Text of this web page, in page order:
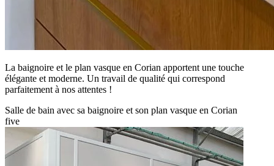
La baignoire et le plan vasque en Corian apportent une touche
élégante et moderne. Un travail de qualité qui correspond
parfaitement à nos attentes !
Salle de bain avec sa baignoire et son plan vasque en Corian
five